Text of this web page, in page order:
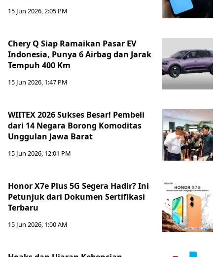
15 Jun 2026, 2:05 PM
Chery Q Siap Ramaikan Pasar EV
Indonesia, Punya 6 Airbag dan Jarak
Tempuh 400 Km
15 Jun 2026, 1:47 PM
WIITEX 2026 Sukses Besar! Pembeli
dari 14 Negara Borong Komoditas
Unggulan Jawa Barat
15 Jun 2026, 12:01 PM
Honor X7e Plus 5G Segera Hadir? Ini
Petunjuk dari Dokumen Sertifikasi
Terbaru
15 Jun 2026, 1:00 AM